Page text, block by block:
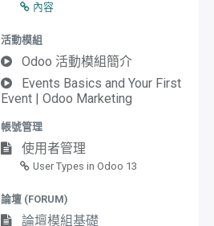
內容
活動模組
Odoo 活動模組簡介
Events Basics and Your First
Event | Odoo Marketing
帳號管理
使用者管理
User Types in Odoo 13
論壇 (FORUM)
論壇模組基礎